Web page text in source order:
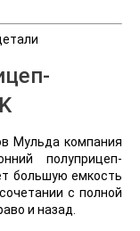
Мульда компания
полуприцеп-
большую емкость
с полной
и назад.